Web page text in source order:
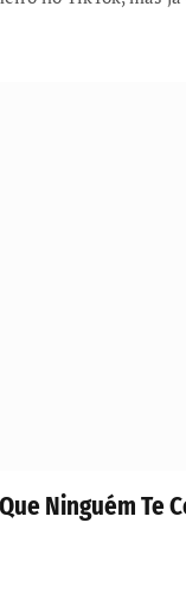
Ninguém Te